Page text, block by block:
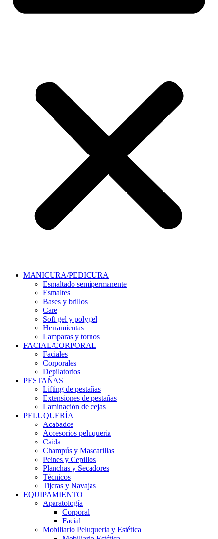
MANICURA/PEDICURA
Esmaltado semipermanente
Esmaltes
Bases y brillos
Care
Soft gel y polygel
Herramientas
Lamparas y tornos
FACIAL/CORPORAL
Faciales
Corporales
Depilatorios
PESTAÑAS
Lifting de pestañas
Extensiones de pestañas
Laminación de cejas
PELUQUERÍA
Acabados
Accesorios peluqueria
Caida
Champús y Mascarillas
Peines y Cepillos
Planchas y Secadores
Técnicos
Tijeras y Navajas
EQUIPAMIENTO
Aparatología
Corporal
Facial
Mobiliario Peluqueria y Estética